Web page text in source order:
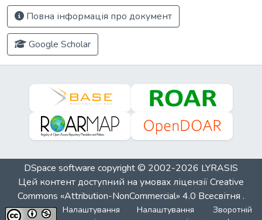
Повна інформація про документ
Google Scholar
DSpace software copyright © 2002-2026 LYRASIS
Цей контент доступний на умовах ліцензіїCreative
Commons «Attribution-NonCommercial» 4.0 Всесвітня .
Налаштування
Налаштування
Зворотній